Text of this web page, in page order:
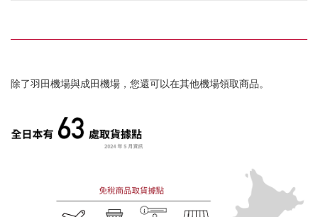
除了羽田機場與成田機場，您還可以在其他機場領取商品。